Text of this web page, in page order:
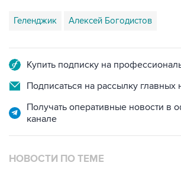
Геленджик Алексей Богодистов
Купить подписку на
Подписаться на рассылку главных
Получать оперативные новости в
канале
НОВОСТИ ПО ТЕМЕ